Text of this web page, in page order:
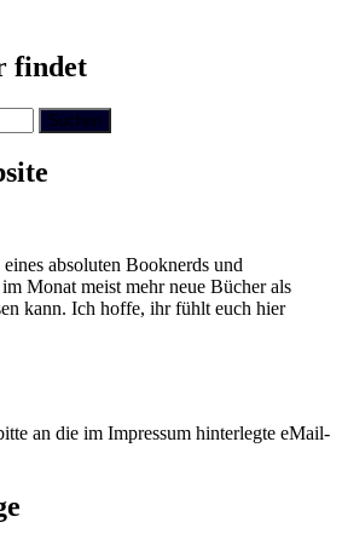
findet
absoluten Booknerds und
Monat meist mehr neue Bücher als
kann. Ich hoffe, ihr fühlt euch hier
an die im Impressum hinterlegte eMail-